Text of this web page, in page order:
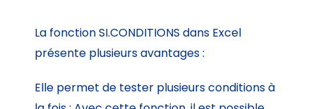
La fonction SI.CONDITIONS dans Excel
présente plusieurs avantages :
Elle permet de tester plusieurs conditions à